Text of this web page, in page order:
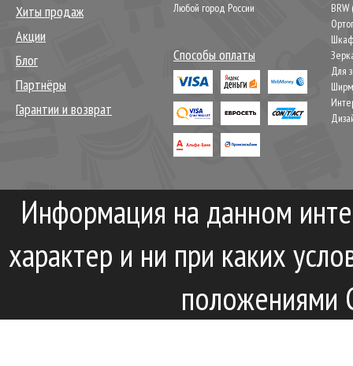
Хиты продаж
Акции
Блог
Партнёры
Гарантии и возврат
Любой город России
Способы оплаты
Для
Информация на данном
характер и ни при каких
положениями